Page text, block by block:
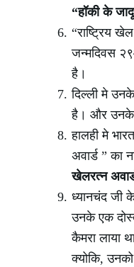
“हॉकी के
“राष्ट्रिय
जन्मदिवस
है।
दिल्ली मे
है। और उनके
हालही मे
अवार्ड ” का
खेलरत्न
ध्यानचंद जी
उनके एक
कैमरा लाया
क्योकि,